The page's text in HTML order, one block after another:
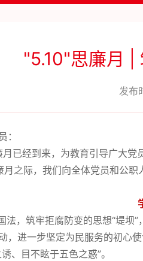
"5.10"思廉月 |
发布
：
已经到来，为教育引导广大党
月之际，我们向全体党员和公职
，筑牢拒腐防变的思想“堤坝”
，进一步坚定为民服务的初心
、目不眩于五色之惑”。